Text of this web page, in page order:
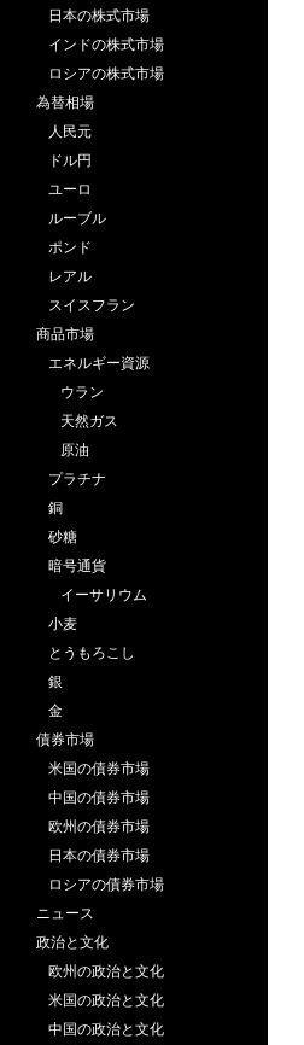
日本の株式市場
インドの株式市場
ロシアの株式市場
為替相場
人民元
ドル円
ユーロ
ルーブル
ポンド
レアル
スイスフラン
商品市場
エネルギー資源
ウラン
天然ガス
原油
プラチナ
銅
砂糖
暗号通貨
イーサリウム
小麦
とうもろこし
銀
金
債券市場
米国の債券市場
中国の債券市場
欧州の債券市場
日本の債券市場
ロシアの債券市場
ニュース
政治と文化
欧州の政治と文化
米国の政治と文化
中国の政治と文化